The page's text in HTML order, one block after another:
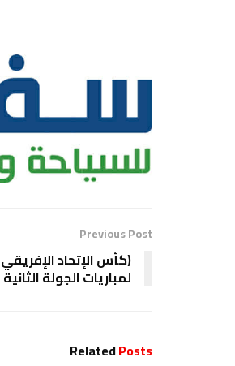
Previous Post
(كأس الإتحاد
لمباريات الجولة
RelatedPosts